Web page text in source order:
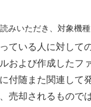
いただき、対象機
ている人に対して
よび作成したフ
付随また関連し
売却されるもので